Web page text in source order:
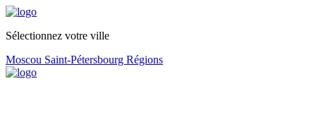
Sélectionnez votre ville
Moscou Saint-Pétersbourg Régions